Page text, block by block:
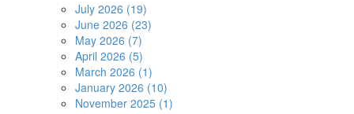
July 2026 (19)
June 2026 (23)
May 2026 (7)
April 2026 (5)
March 2026 (1)
January 2026 (10)
November 2025 (1)